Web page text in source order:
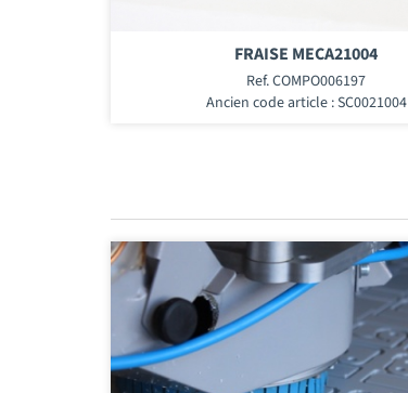
FRAISE MECA21004
Ref. COMPO006197
Ancien code article : SC0021004